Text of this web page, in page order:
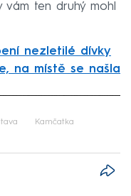
vám ten druhý mohl
nezletilé dívky
na místě se našla
Kamčatka